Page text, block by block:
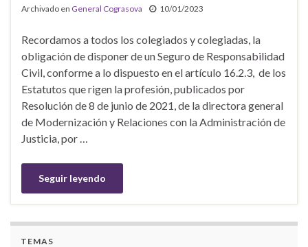
Archivado en General Cograsova 10/01/2023
Recordamos a todos los colegiados y colegiadas, la
obligación de disponer de un Seguro de Responsabilidad
Civil, conforme a lo dispuesto en el artículo 16.2.3, de los
Estatutos que rigen la profesión, publicados por
Resolución de 8 de junio de 2021, de la directora general
de Modernización y Relaciones con la Administración de
Justicia, por …
Seguir leyendo
TEMAS